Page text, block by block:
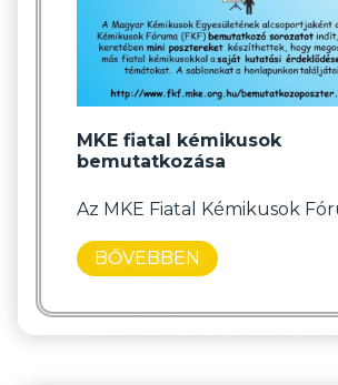
MKE fiatal kémikusok
bemutatkozása
Az MKE Fiatal Kémikusok
BŐVEBBEN